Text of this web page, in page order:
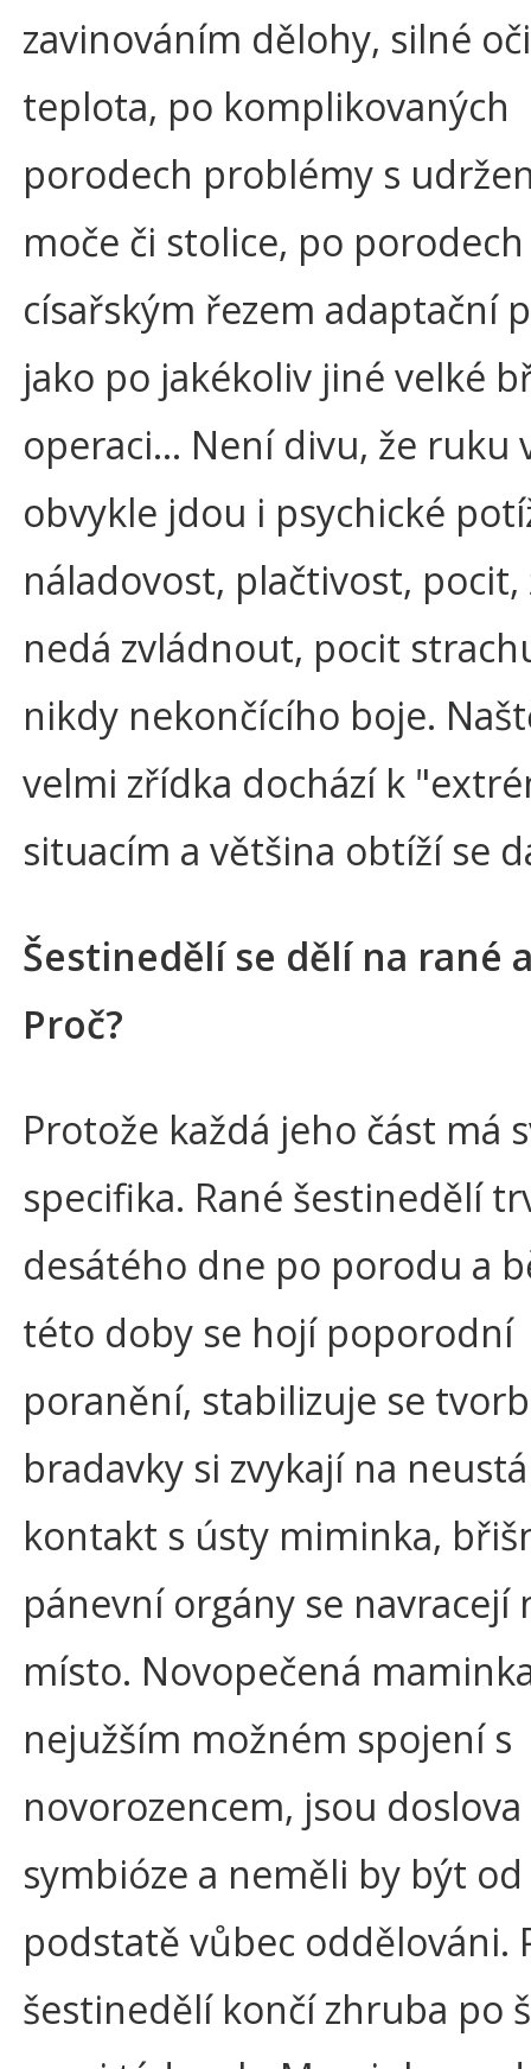
zavinováním dělohy, silné
teplota, po komplikovaných
porodech problémy s
moče či stolice, po porodech
císařským řezem adaptační
jako po jakékoliv jiné velké
operaci… Není divu, že ruku
obvykle jdou i psychické
náladovost, plačtivost, pocit,
nedá zvládnout, pocit
nikdy nekončícího boje.
velmi zřídka dochází k
situacím a většina obtíží se
Šestinedělí se dělí na rané
Proč?
Protože každá jeho část má
specifika. Rané šestinedělí
desátého dne po porodu a
této doby se hojí poporodní
poranění, stabilizuje se
bradavky si zvykají na
kontakt s ústy miminka,
pánevní orgány se navracejí
místo. Novopečená
nejužším možném spojení s
novorozencem, jsou doslova
symbióze a neměli by být od
podstatě vůbec oddělováni.
šestinedělí končí zhruba po